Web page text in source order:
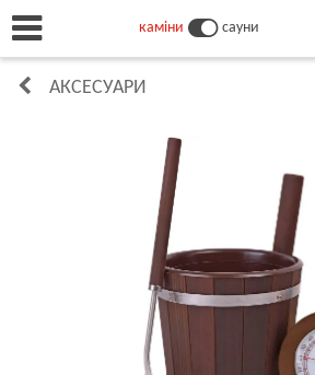
каміни сауни
АКСЕСУАРИ